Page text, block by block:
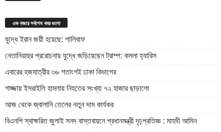
এক নজরে সর্বশেষ খবর গুলো
যুদ্ধে ইরান জয়ী হয়েছে: গালিবাফ
নেতানিয়াহুর প্ররোচনায় যুদ্ধে জড়িয়েছেন ট্রাম্প: কমলা হ্যারিস
এবারের হজযাত্রীর ৩৬ শতাংশই ঢাকা বিভাগের
গাজ্জায় ইসরাইলি হামলায় নিহতের সংখ্যা ৭২ হাজার ছাড়ালো
আজ থেকে জ্বালানি তেলের নতুন দাম কার্যকর
বিএনপি স্বাক্ষরিত জুলাই সনদ বাস্তবায়নে প্রধানমন্ত্রী দৃঢ়প্রতিজ্ঞ : মাহদী আমিন